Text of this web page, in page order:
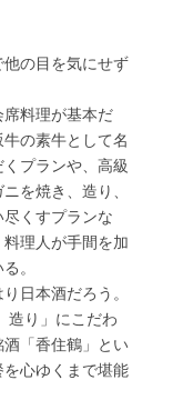
の目を気にせず
料理が基本だ
の素牛として名
プランや、高級
を焼き、造り、
くすプランな
理人が手間を加
。
日本酒だろう。
造り」にこだわ
酒「香住鶴」とい
心ゆくまで堪能